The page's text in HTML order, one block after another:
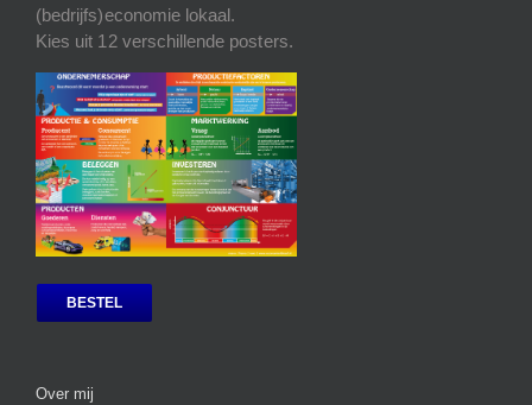
(bedrijfs)economie lokaal.
Kies uit 12 verschillende posters.
BESTEL
Over mij